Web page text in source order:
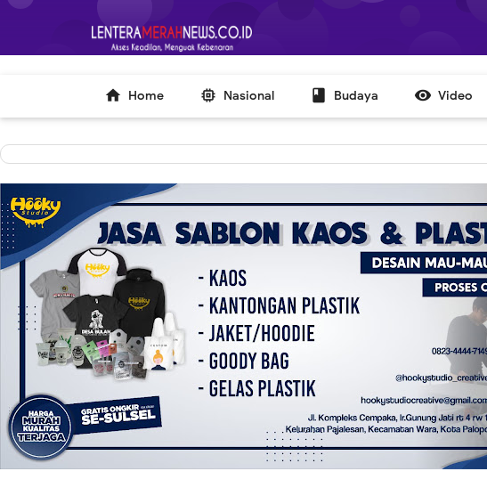
-->
 Home  Nasional  Budaya  Video